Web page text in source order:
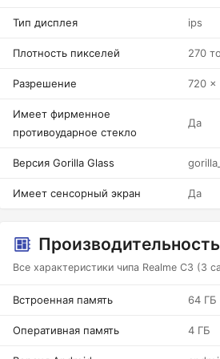
Тип дисплея ips
Плотность пикселей 270
Разрешение 720 x
Имеет фирменное
противоударное стекло
Да
Версия Gorilla Glass
Имеет сенсорный экран Да
Производительность
Все характеристики чипа Realme C3 (3
Встроенная память 64 ГБ
Оперативная память 4 ГБ